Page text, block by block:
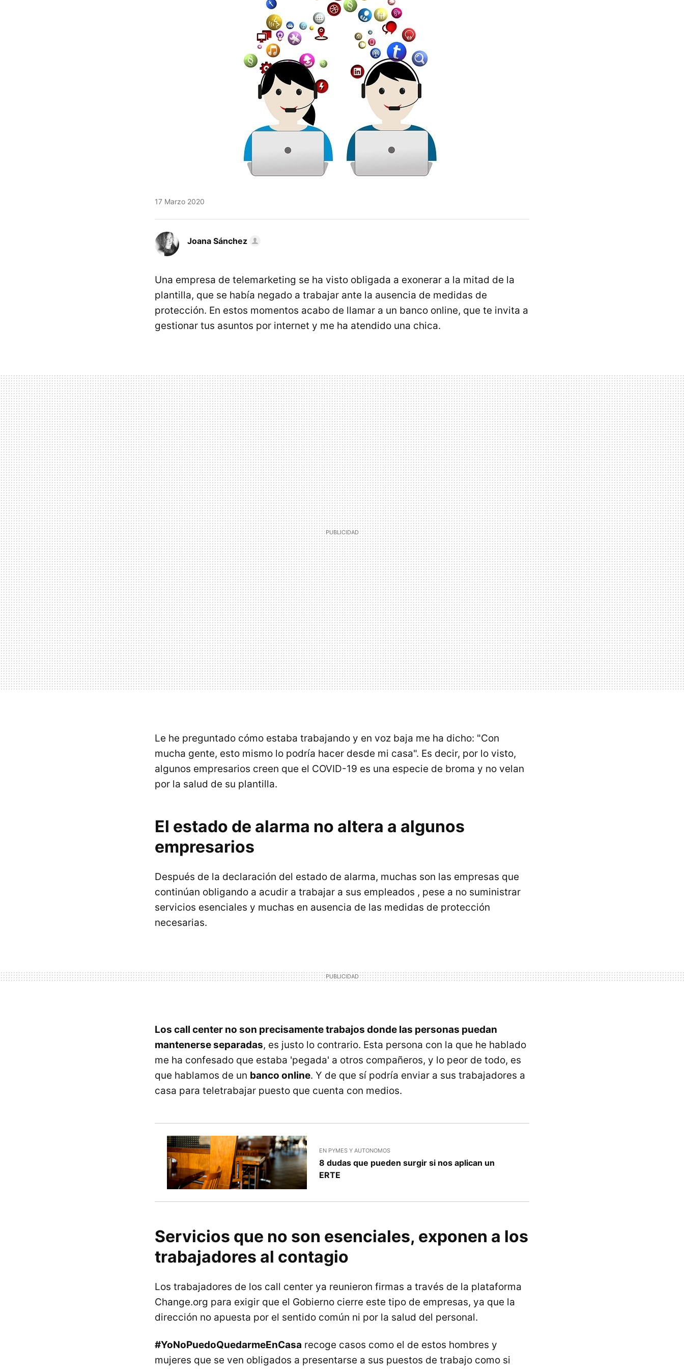
17 Marzo 2020
Joana Sánchez
Una empresa de telemarketing se ha visto obligada a exonerar a la mitad de la
plantilla, que se había negado a trabajar ante la ausencia de medidas de
protección. En estos momentos acabo de llamar a un banco online, que te invita a
gestionar tus asuntos por internet y me ha atendido una chica.
Le he preguntado cómo estaba trabajando y en voz baja me ha dicho: "Con
mucha gente, esto mismo lo podría hacer desde mi casa". Es decir, por lo visto,
algunos empresarios creen que el COVID-19 es una especie de broma y no velan
por la salud de su plantilla.
El estado de alarma no altera a algunos
empresarios
Después de la declaración del estado de alarma, muchas son las empresas que
continúan obligando a acudir a trabajar a sus empleados , pese a no suministrar
servicios esenciales y muchas en ausencia de las medidas de protección
necesarias.
Los call center no son precisamente trabajos donde las personas puedan
mantenerse separadas, es justo lo contrario. Esta persona con la que he hablado
me ha confesado que estaba 'pegada' a otros compañeros, y lo peor de todo, es
que hablamos de un banco online. Y de que sí podría enviar a sus trabajadores a
casa para teletrabajar puesto que cuenta con medios.
EN PYMES Y AUTONOMOS
8 dudas que pueden surgir si nos aplican un
ERTE
Servicios que no son esenciales, exponen a los
trabajadores al contagio
Los trabajadores de los call center ya reunieron firmas a través de la plataforma
Change.org para exigir que el Gobierno cierre este tipo de empresas, ya que la
dirección no apuesta por el sentido común ni por la salud del personal.
#YoNoPuedoQuedarmeEnCasa recoge casos como el de estos hombres y
mujeres que se ven obligados a presentarse a sus puestos de trabajo como si